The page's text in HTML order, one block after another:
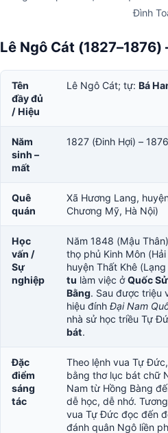
Đình
Lê Ngô Cát
Tên
đầy đủ
/ Hiệu
Lê Ngô Cát; tự: Bá
Năm
sinh –
mất
1827 (Đinh Hợi) –
Quê
quán
Xã Hương Lang,
Chương Mỹ, Hà Nội)
Học
vấn /
Sự
nghiệp
Năm 1848 (Mậu
thọ phủ Kinh Môn
huyện Thất Khê
tu làm việc ởQuốc
Bằng. Sau được triệu
hiệu đính Đại Nam
nhà sử học triều Tự
bát.
Đặc
điểm
sáng
tác
Theo lệnh vua Tự
bằng thơ lục bát chữ
Nam từ Hồng Bàng
dễ học, dễ nhớ.
vua Tự Đức đọc đến
đánh quân Ngô liền